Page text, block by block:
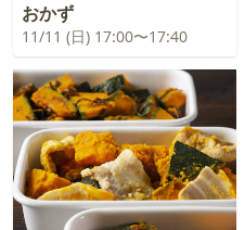
おかず
11/11 (日) 17:00〜17:40